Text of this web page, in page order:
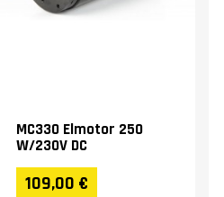
MC330 Elmotor 250
W/230V DC
109,00 €